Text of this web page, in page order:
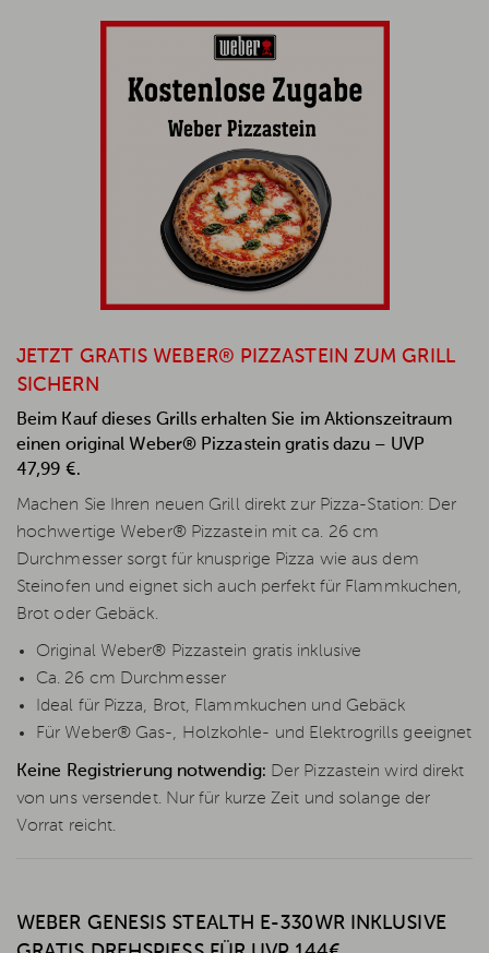
JETZT GRATIS WEBER® PIZZASTEIN ZUM GRILL
SICHERN
Beim Kauf dieses Grills erhalten Sie im Aktionszeitraum
einen original Weber® Pizzastein gratis dazu – UVP
47,99 €.
Machen Sie Ihren neuen Grill direkt zur Pizza-Station: Der
hochwertige Weber® Pizzastein mit ca. 26 cm
Durchmesser sorgt für knusprige Pizza wie aus dem
Steinofen und eignet sich auch perfekt für Flammkuchen,
Brot oder Gebäck.
Original Weber® Pizzastein gratis inklusive
Ca. 26 cm Durchmesser
Ideal für Pizza, Brot, Flammkuchen und Gebäck
Für Weber® Gas-, Holzkohle- und Elektrogrills geeignet
Keine Registrierung notwendig: Der Pizzastein wird direkt
von uns versendet. Nur für kurze Zeit und solange der
Vorrat reicht.
WEBER GENESIS STEALTH E-330WR INKLUSIVE